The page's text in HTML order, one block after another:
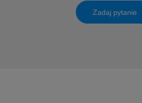
Zadaj pytanie